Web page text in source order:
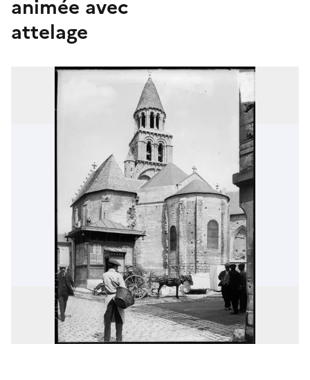
animée avec
attelage